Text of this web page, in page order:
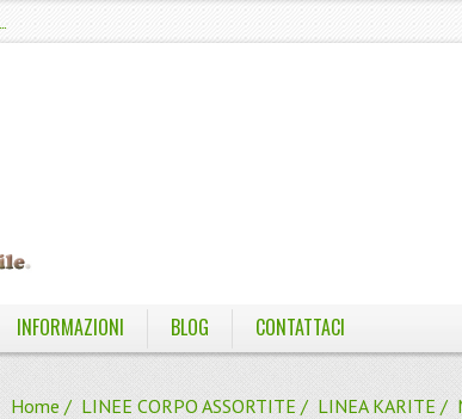
INFORMAZIONI BLOG CONTATTACI
Home / LINEE CORPO ASSORTITE / LINEA KARITE /